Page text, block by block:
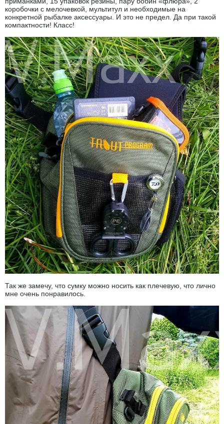
коробочки с мелочевкой, мультитул и необходимые на
конкретной рыбалке аксессуары. И это не предел. Да при такой
компактности! Класс!
Так же замечу, что сумку можно носить как плечевую, что лично
мне очень понравилось.